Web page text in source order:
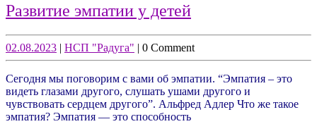
Развитие эмпатии у детейРазвитие
у
02.08.202302.08.2023
| НСП "Радуга" НСП
"Радуга"
| 0 Comment
Сегодня мы поговорим с вами об эмпатии. “Эмпатия – это
видеть глазами другого, слушать ушами другого и
чувствовать сердцем другого”. Альфред Адлер Что же такое
эмпатия? Эмпатия — это способность